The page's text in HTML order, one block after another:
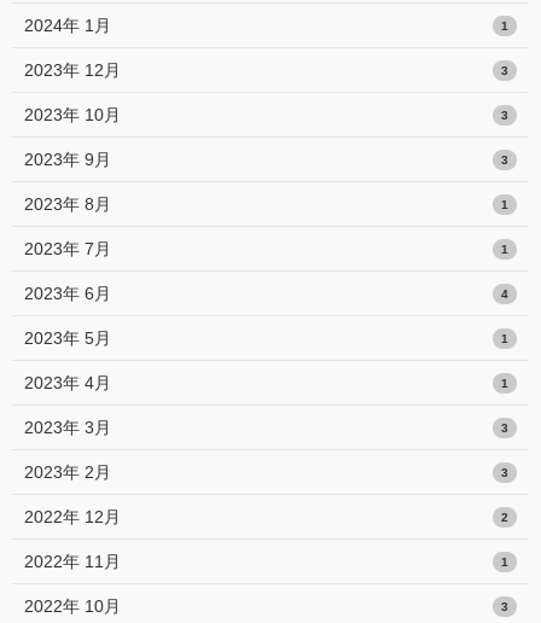
2024年 1月 1
2023年 12月 3
2023年 10月 3
2023年 9月 3
2023年 8月 1
2023年 7月 1
2023年 6月 4
2023年 5月 1
2023年 4月 1
2023年 3月 3
2023年 2月 3
2022年 12月 2
2022年 11月 1
2022年 10月 3